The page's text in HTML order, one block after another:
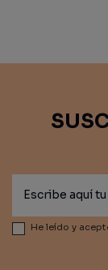
He leído y